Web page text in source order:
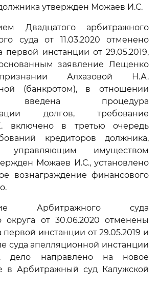
утвержден Можаев И.С.
Двадцатого арбитражного
суда от 11.03.2020 отменено
первой инстанции от 29.05.2019,
заявление Лещенко
Алхазовой Н.А.
(банкротом), в отношении
введена процедура
долгов, требование
включено в третью очередь
кредиторов должника,
управляющим имуществом
Можаев И.С., установлено
вознаграждение финансового
Арбитражного суда
округа от 30.06.2020 отменены
инстанции от 29.05.2019 и
суда апелляционной инстанции
дело направлено на новое
в Арбитражный суд Калужской